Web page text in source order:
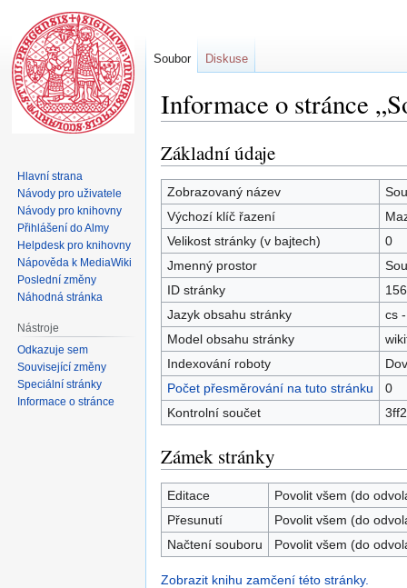
Informace o stránce
Skočit
na
navigaci
Skočit
na
vyhledávání
Základní údaje
Zobrazovaný název
Výchozí klíč řazení
Velikost stránky (v bajtech)
0
Jmenný prostor
ID stránky
Jazyk obsahu stránky
cs
Model obsahu stránky
Indexování roboty
Počet přesměrování na tuto stránku
0
Kontrolní součet
Zámek stránky
Editace
Povolit všem (do
Přesunutí
Povolit všem (do
Načtení souboru
Povolit všem (do
Zobrazit knihu zamčení této stránky.
Soubor Diskuse
Hlavní strana
Návody pro uživatele
Návody pro knihovny
Přihlášení do Almy
Helpdesk pro knihovny
Nápověda k MediaWiki
Poslední změny
Náhodná stránka
Nástroje
Odkazuje sem
Související změny
Speciální stránky
Informace o stránce